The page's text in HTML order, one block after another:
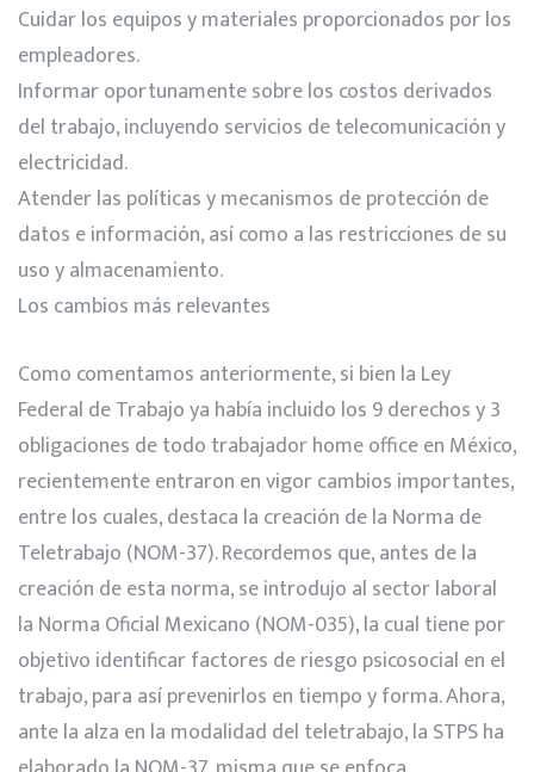
Cuidar los equipos y materiales proporcionados por los
empleadores.
Informar oportunamente sobre los costos derivados
del trabajo, incluyendo servicios de telecomunicación y
electricidad.
Atender las políticas y mecanismos de protección de
datos e información, así como a las restricciones de su
uso y almacenamiento.
Los cambios más relevantes
Como comentamos anteriormente, si bien la Ley
Federal de Trabajo ya había incluido los 9 derechos y 3
obligaciones de todo trabajador home office en México,
recientemente entraron en vigor cambios importantes,
entre los cuales, destaca la creación de la Norma de
Teletrabajo (NOM-37). Recordemos que, antes de la
creación de esta norma, se introdujo al sector laboral
la Norma Oficial Mexicano (NOM-035), la cual tiene por
objetivo identificar factores de riesgo psicosocial en el
trabajo, para así prevenirlos en tiempo y forma. Ahora,
ante la alza en la modalidad del teletrabajo, la STPS ha